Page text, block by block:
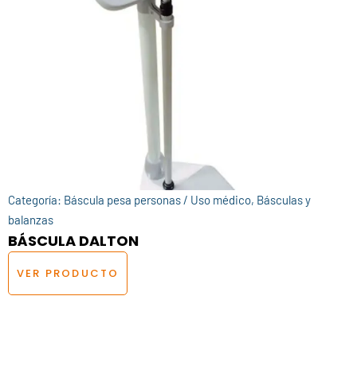
Categoría: Báscula pesa personas / Uso médico, Básculas y
balanzas
BÁSCULA DALTON
VER PRODUCTO